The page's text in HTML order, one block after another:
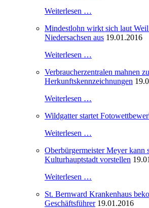
Weiterlesen …
Mindestlohn wirkt sich laut
Niedersachsen aus 19.01.2016
Weiterlesen …
Verbraucherzentralen mahnen
Herkunftskennzeichnungen
Weiterlesen …
Wildgatter startet
Weiterlesen …
Oberbürgermeister Meyer kann
Kulturhauptstadt vorstellen
Weiterlesen …
St. Bernward Krankenhaus
Geschäftsführer 19.01.2016